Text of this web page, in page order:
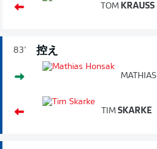
TOM KRAUSS
83' 控え
MATHIAS
TIM SKARKE